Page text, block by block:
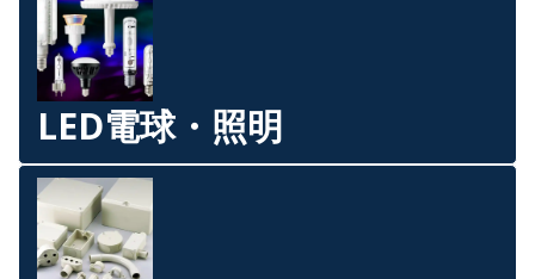
LED電球・照明